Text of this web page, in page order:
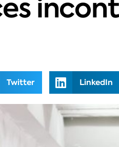
Twitter LinkedIn